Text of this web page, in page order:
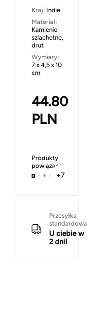
Kraj: Indie
Materiał:
Kamienie
szlachetne,
drut
Wymiary:
7 x 4,5 x 10
cm
44.80
PLN
Produkty
powiązane
+7
Przesyłka
standardowa
U ciebie w
2 dni!